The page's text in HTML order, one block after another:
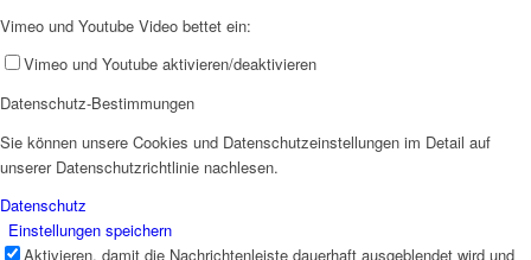
Vimeo und Youtube Video bettet ein:
Vimeo und Youtube aktivieren/deaktivieren
Datenschutz-Bestimmungen
Sie können unsere Cookies und Datenschutzeinstellungen im Detail auf
unserer Datenschutzrichtlinie nachlesen.
Datenschutz
Einstellungen speichern
Aktivieren, damit die Nachrichtenleiste dauerhaft ausgeblendet wird und